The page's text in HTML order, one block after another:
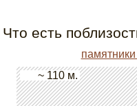
Что есть
~ 110 м.